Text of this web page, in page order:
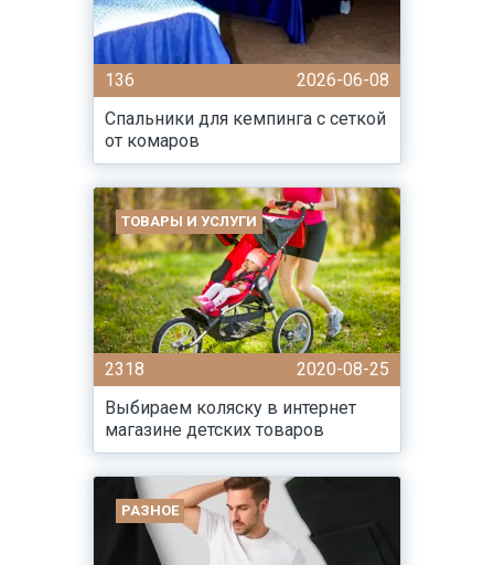
136
2026-06-08
Спальники для кемпинга с сеткой
от комаров
ТОВАРЫ И УСЛУГИ
2318
2020-08-25
Выбираем коляску в интернет
магазине детских товаров
РАЗНОЕ